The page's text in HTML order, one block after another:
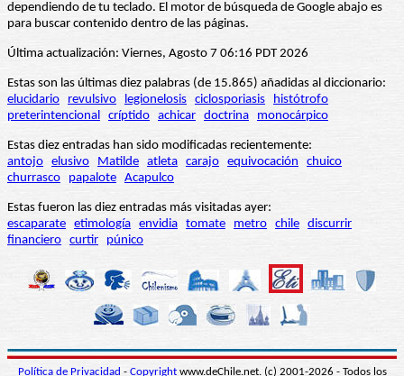
dependiendo de tu teclado. El motor de búsqueda de Google abajo es
para buscar contenido dentro de las páginas.
Última actualización: Viernes, Agosto 7 06:16 PDT 2026
Estas son las últimas diez palabras (de 15.865) añadidas al diccionario:
elucidario
revulsivo legionelosis ciclosporiasis
histótrofo
preterintencional críptido achicar doctrina monocárpico
Estas diez entradas han sido modificadas recientemente:
antojo elusivo Matilde atleta carajo equivocación
chuico
churrasco
papalote Acapulco
Estas fueron las diez entradas más visitadas ayer:
escaparate etimología envidia tomate metro chile discurrir
financiero curtir púnico
Política de Privacidad - Copyrightwww.deChile.net. (c) 2001-2026 - Todos los